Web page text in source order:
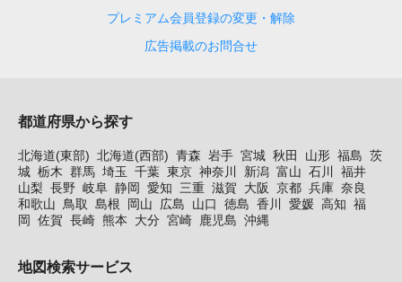
プレミアム会員登録の変更・解除
広告掲載のお問合せ
都道府県から探す
北海道(東部) 北海道(西部) 青森 岩手 宮城 秋田 山形 福島 茨
城 栃木 群馬 埼玉 千葉 東京 神奈川 新潟 富山 石川
福井
山梨 長野 岐阜 静岡 愛知 三重 滋賀 大阪 京都 兵庫 奈良
和歌山
鳥取 島根 岡山 広島 山口 徳島 香川 愛媛 高知 福
岡
佐賀 長崎 熊本 大分 宮崎 鹿児島 沖縄
地図検索サービス